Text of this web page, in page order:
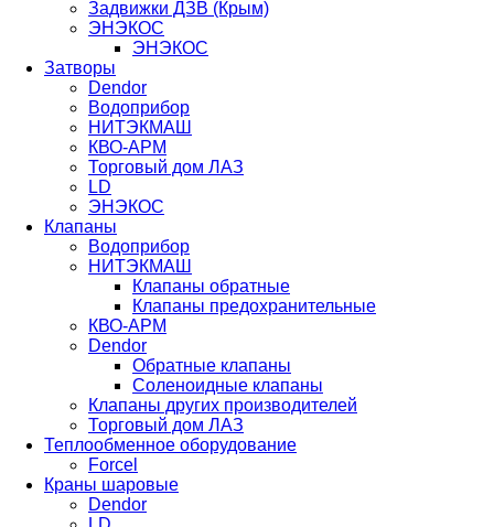
Задвижки ДЗВ (Крым)
ЭНЭКОС
ЭНЭКОС
Затворы
Dendor
Водоприбор
НИТЭКМАШ
КВО-АРМ
Торговый дом ЛАЗ
LD
ЭНЭКОС
Клапаны
Водоприбор
НИТЭКМАШ
Клапаны обратные
Клапаны предохранительные
КВО-АРМ
Dendor
Обратные клапаны
Соленоидные клапаны
Клапаны других производителей
Торговый дом ЛАЗ
Теплообменное оборудование
Forcel
Краны шаровые
Dendor